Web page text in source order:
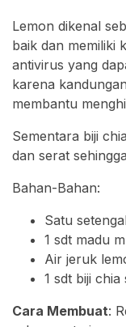
Lemon dikenal
baik dan memiliki
antivirus yang
karena
membantu
Sementara biji
dan serat
Bahan-Bahan: ⁣
Satu
1 sdt madu⁣
Air jeruk
1 sdt biji chia⁣
Cara Membuat:⁣